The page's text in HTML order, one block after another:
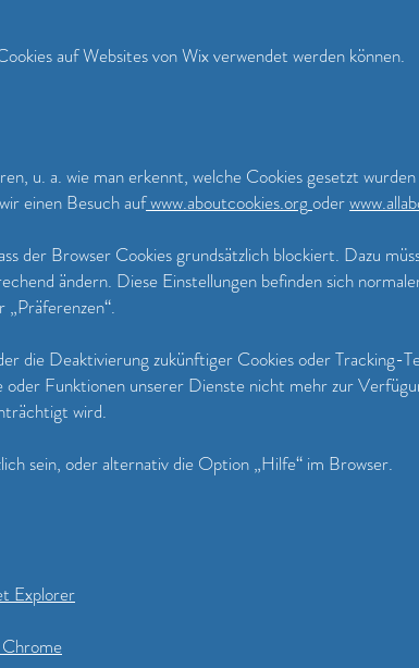
auf Websites von Wix verwendet werden können.
u. a. wie man erkennt, welche Cookies gesetzt
einen Besuch aufwww.aboutcookies.org oder
der Browser Cookies grundsätzlich blockiert. Dazu
ändern. Diese Einstellungen befinden sich
die Deaktivierung zukünftiger Cookies oder Tracking-
oder Funktionen unserer Dienste nicht mehr zur
wird.
sein, oder alternativ die Option „Hilfe“ im Browser.
Explorer